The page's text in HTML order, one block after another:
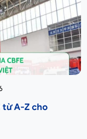
từ A-Z cho